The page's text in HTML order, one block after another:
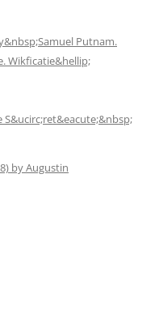
Putnam.
Wikficatie&hellip;
S&ucirc;ret&eacute;&nbsp;
by Augustin